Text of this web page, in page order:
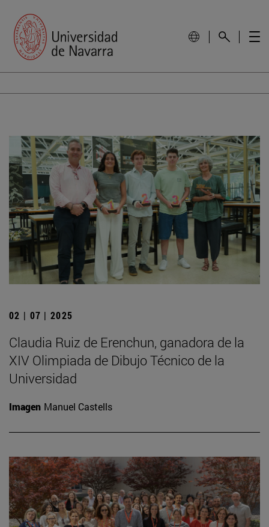
02 | 07 | 2025
Claudia Ruiz de Erenchun, ganadora de la
XIV Olimpiada de Dibujo Técnico de la
Universidad
Imagen Manuel Castells